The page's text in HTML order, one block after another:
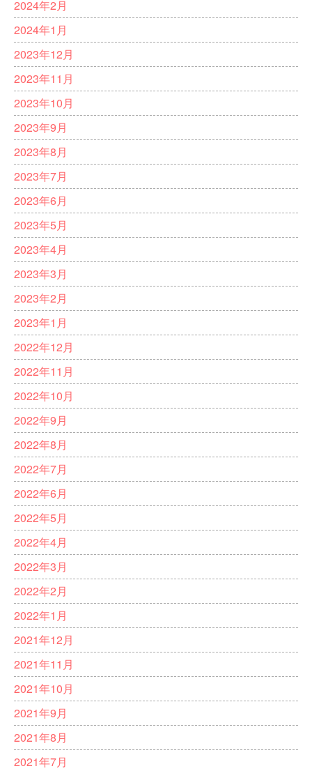
2024年2月
2024年1月
2023年12月
2023年11月
2023年10月
2023年9月
2023年8月
2023年7月
2023年6月
2023年5月
2023年4月
2023年3月
2023年2月
2023年1月
2022年12月
2022年11月
2022年10月
2022年9月
2022年8月
2022年7月
2022年6月
2022年5月
2022年4月
2022年3月
2022年2月
2022年1月
2021年12月
2021年11月
2021年10月
2021年9月
2021年8月
2021年7月